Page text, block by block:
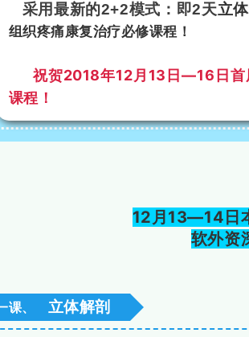
采用最新的2+2模式：即2天立
组织疼痛康复治疗必修课程！
祝贺2018年12月13日—16日首
课程！
12月13—14日
软外资
课、 立体解剖